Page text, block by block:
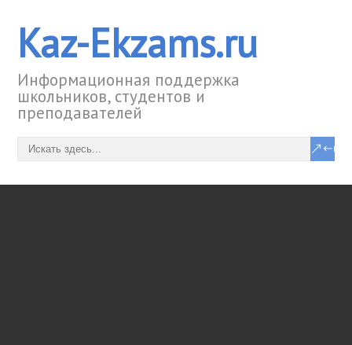
Kaz-Ekzams.ru
Информационная поддержка
школьников, студентов и
преподавателей